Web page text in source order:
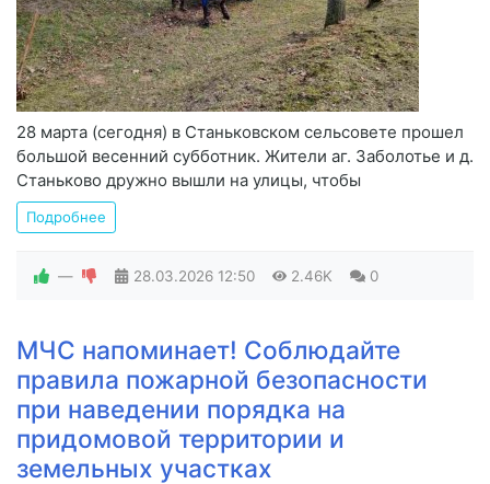
28 марта (сегодня) в Станьковском сельсовете прошел
большой весенний субботник. Жители аг. Заболотье и д.
Станьково дружно вышли на улицы, чтобы
Подробнее
— 28.03.2026 12:50 2.46K 0
​МЧС напоминает! Соблюдайте
правила пожарной безопасности
при наведении порядка на
придомовой территории и
земельных участках